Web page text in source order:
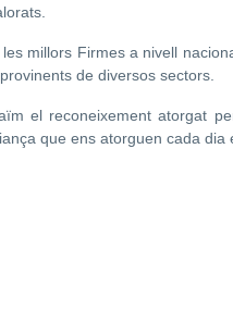
millors Firmes a nivell
de diversos sectors.
el reconeixement atorgat
que ens atorguen cada dia